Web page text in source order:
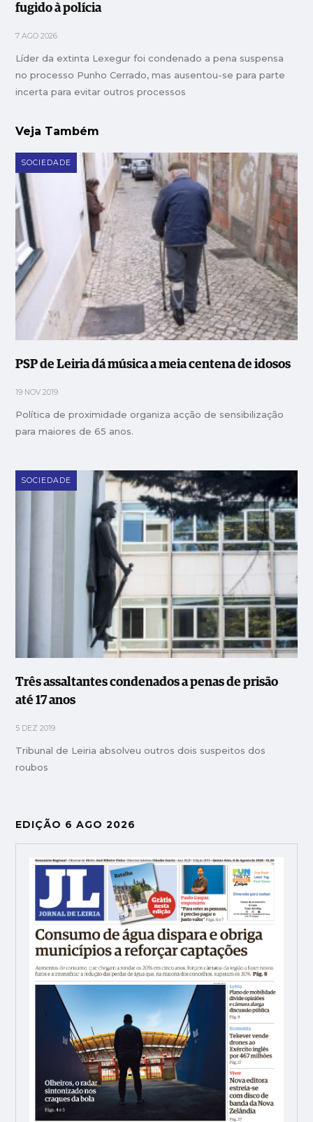
fugido à polícia
7 AGO 2026
Líder da extinta Lexegur foi condenado a pena suspensa
no processo Punho Cerrado, mas ausentou-se para parte
incerta para evitar outros processos
Veja Também
SOCIEDADE
PSP de Leiria dá música a meia centena de idosos
19 NOV 2019
Política de proximidade organiza acção de sensibilização
para maiores de 65 anos.
SOCIEDADE
Três assaltantes condenados a penas de prisão
até 17 anos
5 DEZ 2019
Tribunal de Leiria absolveu outros dois suspeitos dos
roubos
EDIÇÃO 6 AGO 2026